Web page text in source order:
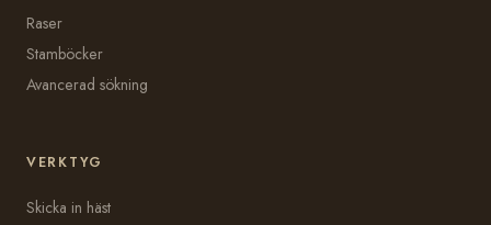
Raser
Stamböcker
Avancerad sökning
VERKTYG
Skicka in häst